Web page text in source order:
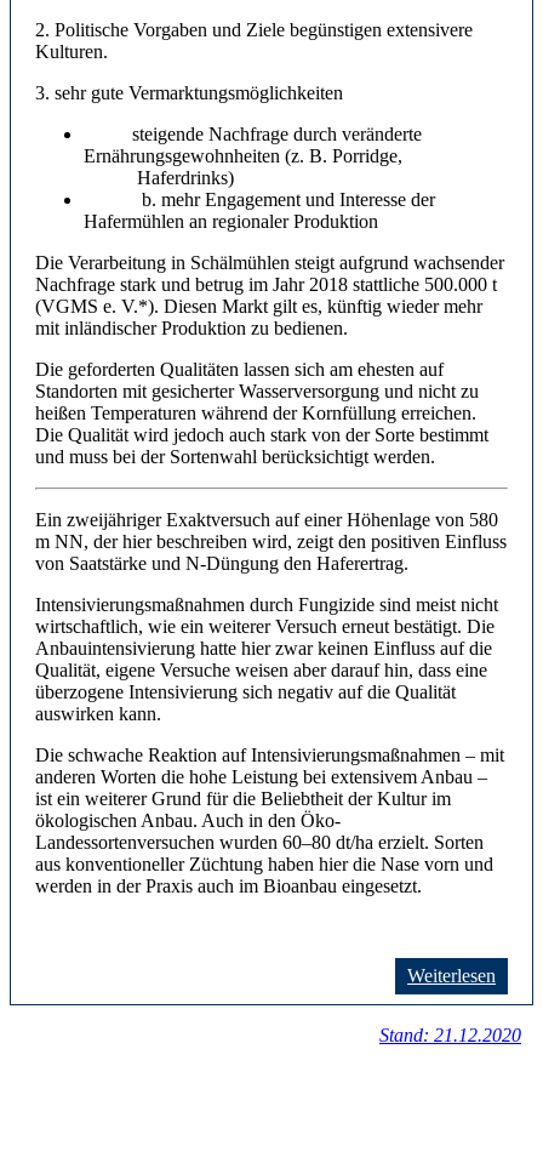
2. Politische Vorgaben und Ziele begünstigen extensivere
Kulturen.
3. sehr gute Vermarktungsmöglichkeiten
steigende Nachfrage durch veränderte
Ernährungsgewohnheiten (z. B. Porridge,
Haferdrinks)
b. mehr Engagement und Interesse der
Hafermühlen an regionaler Produktion
Die Verarbeitung in Schälmühlen steigt aufgrund wachsender
Nachfrage stark und betrug im Jahr 2018 stattliche 500.000 t
(VGMS e. V.*). Diesen Markt gilt es, künftig wieder mehr
mit inländischer Produktion zu bedienen.
Die geforderten Qualitäten lassen sich am ehesten auf
Standorten mit gesicherter Wasserversorgung und nicht zu
heißen Temperaturen während der Kornfüllung erreichen.
Die Qualität wird jedoch auch stark von der Sorte bestimmt
und muss bei der Sortenwahl berücksichtigt werden.
Ein zweijähriger Exaktversuch auf einer Höhenlage von 580
m NN, der hier beschreiben wird, zeigt den positiven Einfluss
von Saatstärke und N-Düngung den Haferertrag.
Intensivierungsmaßnahmen durch Fungizide sind meist nicht
wirtschaftlich, wie ein weiterer Versuch erneut bestätigt. Die
Anbauintensivierung hatte hier zwar keinen Einfluss auf die
Qualität, eigene Versuche weisen aber darauf hin, dass eine
überzogene Intensivierung sich negativ auf die Qualität
auswirken kann.
Die schwache Reaktion auf Intensivierungsmaßnahmen – mit
anderen Worten die hohe Leistung bei extensivem Anbau –
ist ein weiterer Grund für die Beliebtheit der Kultur im
ökologischen Anbau. Auch in den Öko-
Landessortenversuchen wurden 60–80 dt/ha erzielt. Sorten
aus konventioneller Züchtung haben hier die Nase vorn und
werden in der Praxis auch im Bioanbau eingesetzt.
Weiterlesen
Stand: 21.12.2020